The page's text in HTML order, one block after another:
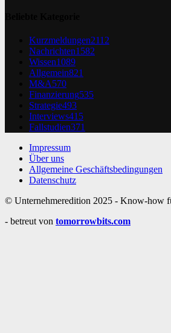
Kurzmeldungen2112
Nachrichten1582
Wissen1089
Allgemein821
M&A570
Finanzierung535
Strategie493
Interviews415
Fallstudien371
Impressum
Über uns
Allgemeine Geschäftsbedingungen
Datenschutz
© Unternehmeredition 2025 - Know-how
- betreut von tomorrowbits.com